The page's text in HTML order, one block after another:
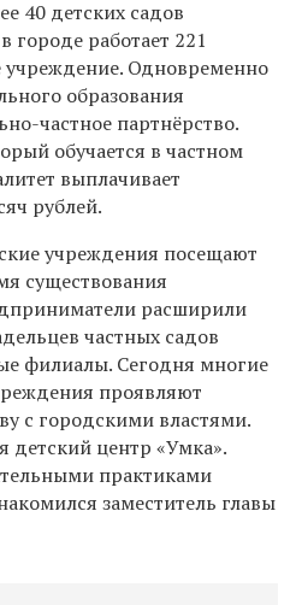
40 детских садов
городе работает 221
Одновременно
образования
частное партнёрство.
обучается в частном
выплачивает
рублей.
учреждения посещают
существования
расширили
частных садов
филиалы. Сегодня многие
проявляют
с городскими властями.
детский центр «Умка».
практиками
заместитель главы